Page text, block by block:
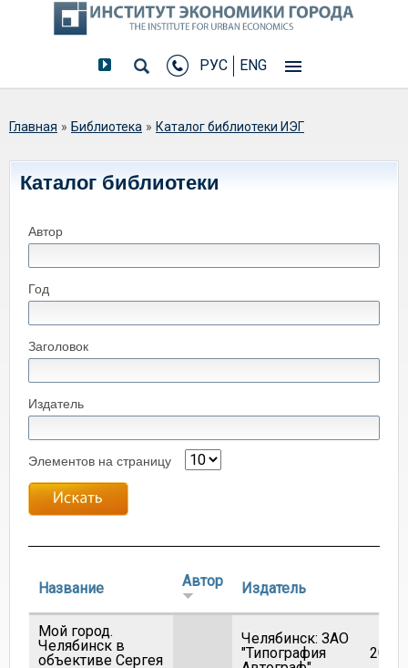
РУС ENG
Вы здесь
Главная » Библиотека » Каталог библиотеки ИЭГ
Каталог библиотеки
Автор
Год
Заголовок
Издатель
Элементов на страницу
Название Автор Издатель
Мой город.
Челябинск в
объективе Сергея
Челябинск: ЗАО
"Типография
2006